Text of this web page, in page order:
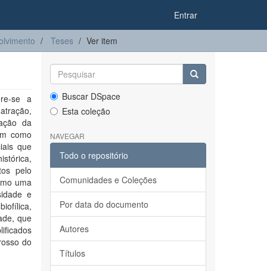
Entrar
Teses Ver item
se a
da
como
que
pelo
uma
e
que
do
Buscar DSpace
Esta coleção
NAVEGAR
Todo o repositório
Comunidades e Coleções
Por data do documento
Autores
Títulos